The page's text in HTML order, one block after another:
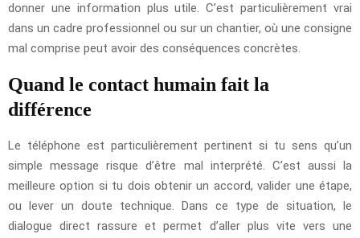
donner une information plus utile. C’est particulièrement vrai
dans un cadre professionnel ou sur un chantier, où une consigne
mal comprise peut avoir des conséquences concrètes.
Quand le contact humain fait la
différence
Le téléphone est particulièrement pertinent si tu sens qu’un
simple message risque d’être mal interprété. C’est aussi la
meilleure option si tu dois obtenir un accord, valider une étape,
ou lever un doute technique. Dans ce type de situation, le
dialogue direct rassure et permet d’aller plus vite vers une